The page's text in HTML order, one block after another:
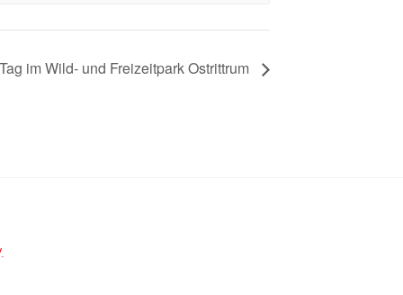
im Wild- und Freizeitpark Ostrittrum